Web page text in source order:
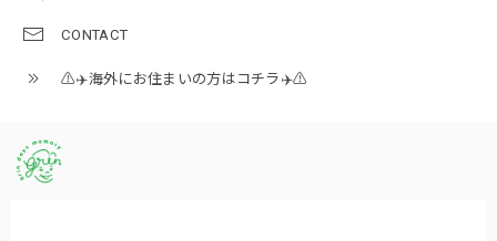
CONTACT
⚠️✈️海外にお住まいの方はコチラ✈️⚠️